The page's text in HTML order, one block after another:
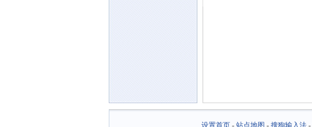
设置首页- 站点地图 - 搜狗输入法-